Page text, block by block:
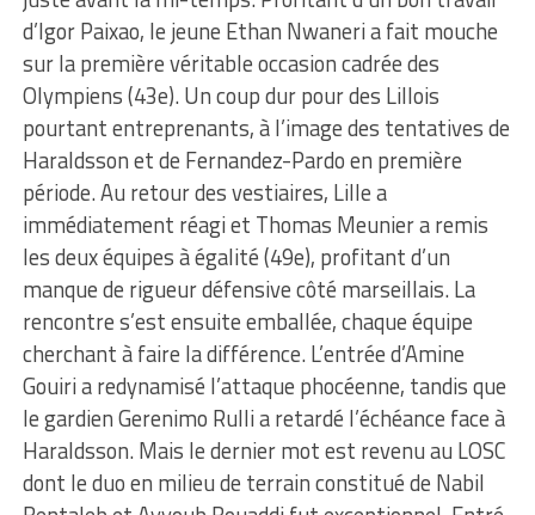
d’Igor Paixao, le jeune Ethan Nwaneri a fait mouche
sur la première véritable occasion cadrée des
Olympiens (43e). Un coup dur pour des Lillois
pourtant entreprenants, à l’image des tentatives de
Haraldsson et de Fernandez-Pardo en première
période. Au retour des vestiaires, Lille a
immédiatement réagi et Thomas Meunier a remis
les deux équipes à égalité (49e), profitant d’un
manque de rigueur défensive côté marseillais. La
rencontre s’est ensuite emballée, chaque équipe
cherchant à faire la différence. L’entrée d’Amine
Gouiri a redynamisé l’attaque phocéenne, tandis que
le gardien Gerenimo Rulli a retardé l’échéance face à
Haraldsson. Mais le dernier mot est revenu au LOSC
dont le duo en milieu de terrain constitué de Nabil